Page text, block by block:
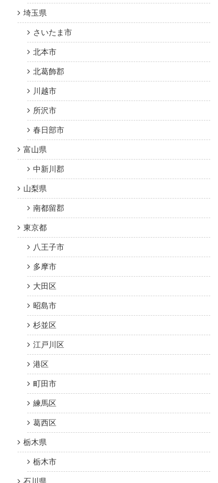
埼玉県
さいたま市
北本市
北葛飾郡
川越市
所沢市
春日部市
富山県
中新川郡
山梨県
南都留郡
東京都
八王子市
多摩市
大田区
昭島市
杉並区
江戸川区
港区
町田市
練馬区
葛西区
栃木県
栃木市
石川県